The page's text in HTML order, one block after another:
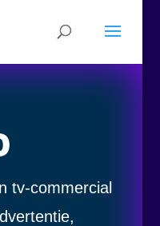
tv-commercial